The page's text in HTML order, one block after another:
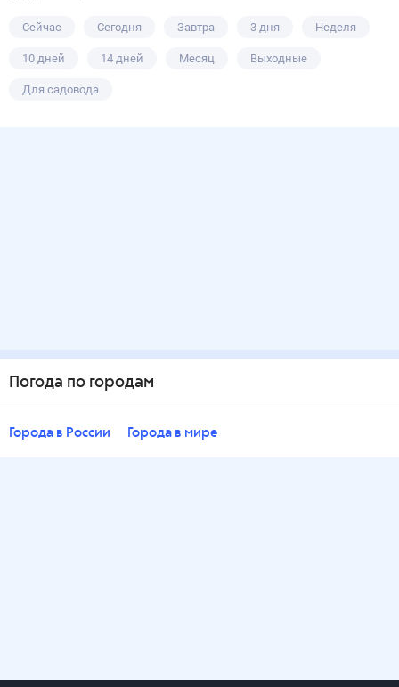
Сейчас Сегодня Завтра 3 дня Неделя
10 дней 14 дней Месяц Выходные
Для садовода
Погода по городам
Города в России Города в мире